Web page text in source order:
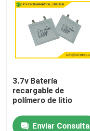
3.7v Batería
recargable de
polímero de litio
Enviar Consulta